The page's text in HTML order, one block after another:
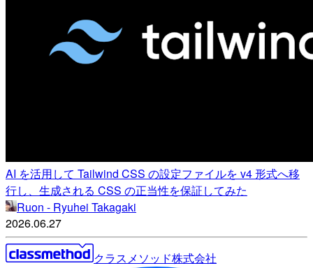
AI を活用して Tailwind CSS の設定ファイルを v4 形式へ移
行し、生成される CSS の正当性を保証してみた
Ruon - Ryuhei Takagaki
2026.06.27
クラスメソッド株式会社